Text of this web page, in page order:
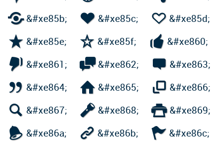
&#xe85b;  &#xe85c;  &#xe85d;
 &#xe85e;  &#xe85f;  &#xe860;
 &#xe861; &#xe862;  &#xe863;
 &#xe864;  &#xe865;  &#xe866;
 &#xe867; &#xe868; &#xe869;
 &#xe86a;  &#xe86b; &#xe86c;